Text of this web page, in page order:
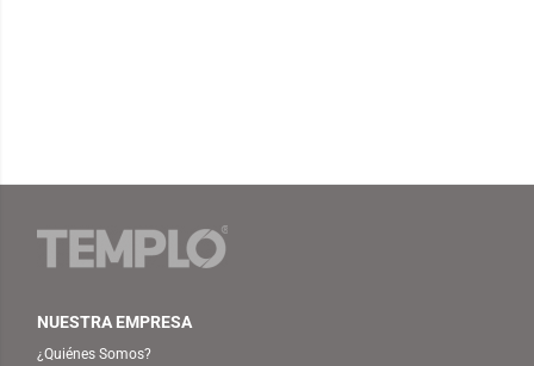
NUESTRA EMPRESA
¿Quiénes Somos?